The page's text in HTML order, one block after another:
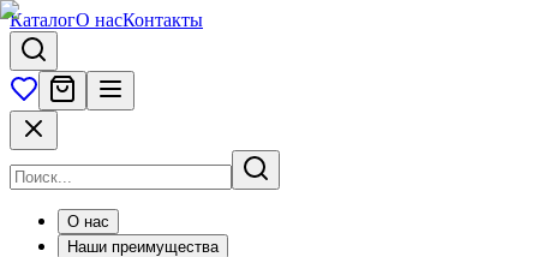
КаталогО насКонтакты
О нас
Наши преимущества